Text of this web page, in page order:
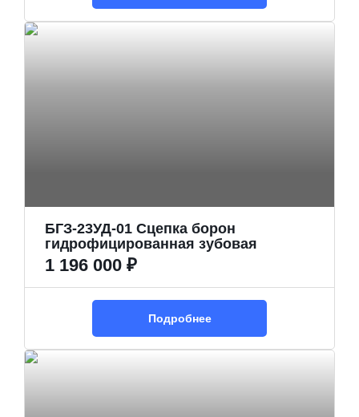
БГЗ-23УД-01 Сцепка борон
гидрофицированная зубовая
1 196 000 ₽
Подробнее